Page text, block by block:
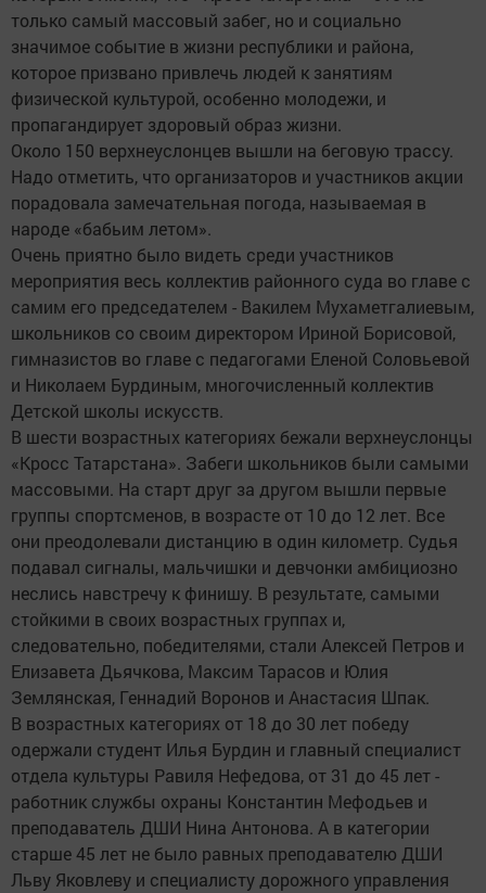
только самый массовый забег, но и социально
значимое событие в жизни республики и района,
которое призвано привлечь людей к занятиям
физической культурой, особенно молодежи, и
пропагандирует здоровый образ жизни.
Около 150 верхнеуслонцев вышли на беговую трассу.
Надо отметить, что организаторов и участников акции
порадовала замечательная погода, называемая в
народе «бабьим летом».
Очень приятно было видеть среди участников
мероприятия весь коллектив районного суда во главе с
самим его председателем - Вакилем Мухаметгалиевым,
школьников со своим директором Ириной Борисовой,
гимназистов во главе с педагогами Еленой Соловьевой
и Николаем Бурдиным, многочисленный коллектив
Детской школы искусств.
В шести возрастных категориях бежали верхнеуслонцы
«Кросс Татарстана». Забеги школьников были самыми
массовыми. На старт друг за другом вышли первые
группы спортсменов, в возрасте от 10 до 12 лет. Все
они преодолевали дистанцию в один километр. Судья
подавал сигналы, мальчишки и девчонки амбициозно
неслись навстречу к финишу. В результате, самыми
стойкими в своих возрастных группах и,
следовательно, победителями, стали Алексей Петров и
Елизавета Дьячкова, Максим Тарасов и Юлия
Землянская, Геннадий Воронов и Анастасия Шпак.
В возрастных категориях от 18 до 30 лет победу
одержали студент Илья Бурдин и главный специалист
отдела культуры Равиля Нефедова, от 31 до 45 лет -
работник службы охраны Константин Мефодьев и
преподаватель ДШИ Нина Антонова. А в категории
старше 45 лет не было равных преподавателю ДШИ
Льву Яковлеву и специалисту дорожного управления